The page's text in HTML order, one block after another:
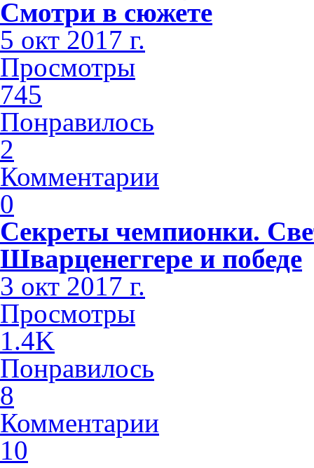
Смотри в сюжете
5 окт 2017 г.
Просмотры
745
Понравилось
2
Комментарии
0
Секреты чемпионки.
Шварценеггере и победе
3 окт 2017 г.
Просмотры
1.4K
Понравилось
8
Комментарии
10